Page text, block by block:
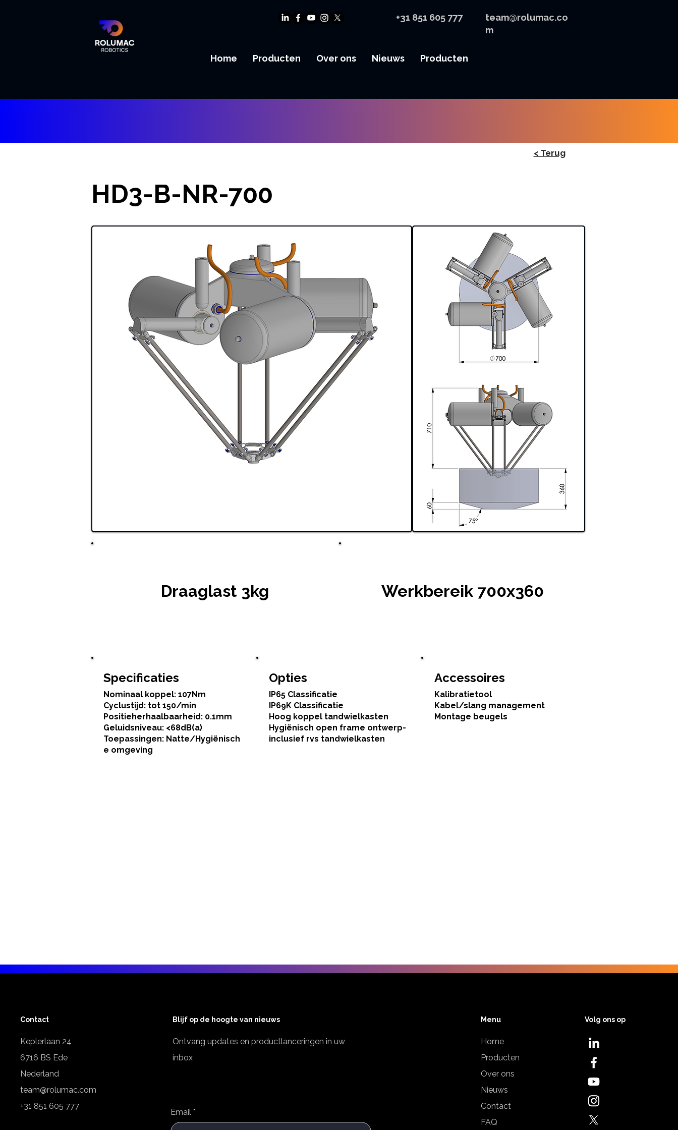
+31 851 605 777
team@rolumac.co
m
Home Producten Over ons Nieuws Producten
< Terug
HD3-B-NR-700
Draaglast 3kg Werkbereik 700x360
Specificaties
Nominaal koppel: 107Nm
Cyclustijd: tot 150/min
Positieherhaalbaarheid: 0.1mm
Geluidsniveau: <68dB(a)
Toepassingen: Natte/Hygiënisch
e omgeving
Opties
IP65 Classificatie
IP69K Classificatie
Hoog koppel tandwielkasten
Hygiënisch open frame ontwerp-
inclusief rvs tandwielkasten
Accessoires
Kalibratietool
Kabel/slang management
Montage beugels
Contact
Keplerlaan 24
6716 BS Ede
Nederland
team@rolumac.com
+31 851 605 777
Blijf op de hoogte van nieuws
Ontvang updates en productlanceringen in uw
inbox
Email *
Menu
Home
Producten
Over ons
Nieuws
Contact
FAQ
Volg ons op